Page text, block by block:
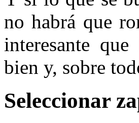
no habrá que
interesante
bien y, sobre
Seleccionar